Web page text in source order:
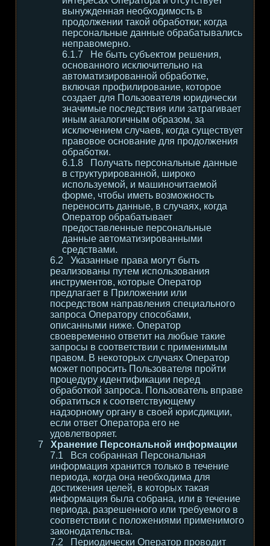
вынужденная необходимость в
продолжении такой обработки; когда
персональные данные обрабатывались
неправомерно.
Не быть субъектом решения,
основанного исключительно на
автоматизированной обработке,
включая профилирование, которое
создает для Пользователя юридически
значимые последствия или затрагивает
иным аналогичным образом, за
исключением случаев, когда существует
правовое основание для продолжения
обработки.
Получать персональные данные
в структурированной, широко
используемой, и машиночитаемой
форме, чтобы иметь возможность
переносить данные, в случаях, когда
Оператор обрабатывает
предоставленные персональные
данные автоматизированными
средствами.
Указанные права могут быть
реализованы путем использования
инструментов, которые Оператор
предлагает в Приложении или
посредством направления специального
запроса Оператору способами,
описанными ниже. Оператор
своевременно ответит на любые такие
запросы в соответствии с применимым
правом. В некоторых случаях Оператор
может попросить Пользователя пройти
процедуру идентификации перед
обработкой запроса. Пользователь вправе
обратиться к соответствующему
надзорному органу в своей юрисдикции,
если ответ Оператора его не
удовлетворяет.
Хранение Персональной информации
Вся собранная Персональная
информация хранится только в течение
периода, когда она необходима для
достижения целей, в которых такая
информация была собрана, или в течение
периода, разрешенного или требуемого в
соответствии с положениями применимого
законодательства.
Периодически Оператор проводит